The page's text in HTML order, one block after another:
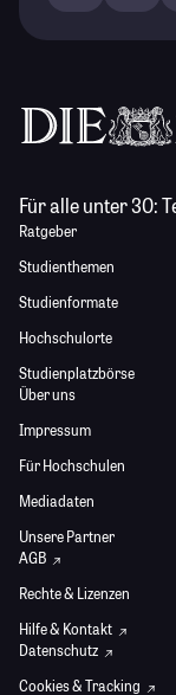
Für alle unter 30:
Ratgeber
Studienthemen
Studienformate
Hochschulorte
Studienplatzbörse
Über uns
Impressum
Für Hochschulen
Mediadaten
Unsere Partner
AGB
Rechte & Lizenzen
Hilfe & Kontakt
Datenschutz
Cookies & Tracking